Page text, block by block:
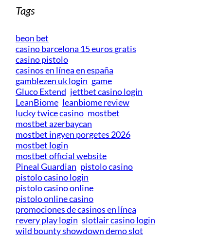
Tags
beon bet
casino barcelona 15 euros gratis
casino pistolo
casinos en línea en españa
gamblezen uk login game
Gluco Extend jettbet casino login
LeanBiome leanbiome review
lucky twice casino mostbet
mostbet azerbaycan
mostbet ingyen porgetes 2026
mostbet login
mostbet official website
Pineal Guardian pistolo casino
pistolo casino login
pistolo casino online
pistolo online casino
promociones de casinos en línea
revery play login slotlair casino login
wild bounty showdown demo slot